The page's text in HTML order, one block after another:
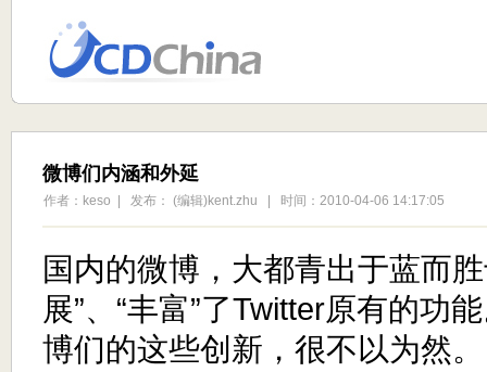
微博们内涵和外延
作者：keso | 发布： (编辑)kent.zhu | 时间：2010-04-06 14:17:05
国内的微博，大都青出于蓝而胜
展”、“丰富”了Twitter原有的功
博们的这些创新，很不以为然。